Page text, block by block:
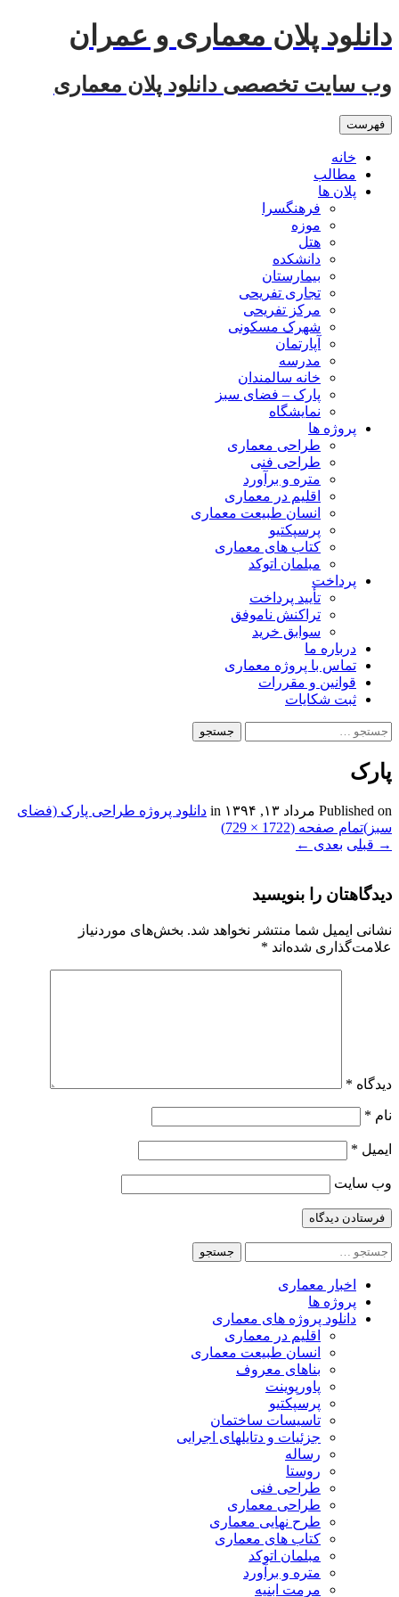
رفتن
به
دانلود پلان معماری و عمران
وب سایت تخصصی دانلود پلان معماری
فهرست
خانه
مطالب
پلان ها
فرهنگسرا
موزه
هتل
دانشکده
بیمارستان
تجاری تفریحی
مرکز تفریحی
شهرک مسکونی
آپارتمان
مدرسه
خانه سالمندان
پارک – فضای سبز
نمایشگاه
پروژه ها
طراحی معماری
طراحی فنی
متره و برآورد
اقلیم در معماری
انسان طبیعت معماری
پرسپکتیو
کتاب های معماری
مبلمان اتوکد
پرداخت
تأیید پرداخت
تراکنش ناموفق
سوابق خرید
درباره ما
تماس با پروژه معماری
قوانین و مقررات
ثبت شکایات
جستجو
برای:
پارک
Published on مرداد ۱۳, ۱۳۹۴
دانلود پروژه طراحی پارک (فضای
سبز)تمام صفحه (1722 × 729)
→ قبلی بعدی ←
دیدگاهتان را بنویسید
نشانی ایمیل شما منتشر نخواهد شد. بخش‌های موردنیاز
علامت‌گذاری شده‌اند *
دیدگاه *
نام *
ایمیل *
وب‌ سایت
جستجو
برای:
اخبار معماری
پروژه ها
دانلود پروژه های معماری
اقلیم در معماری
انسان طبیعت معماری
بناهای معروف
پاورپوینت
پرسپکتیو
تاسیسات ساختمان
جزئیات و دتایلهای اجرایی
رساله
روستا
طراحی فنی
طراحی معماری
طرح نهایی معماری
کتاب های معماری
مبلمان اتوکد
متره و برآورد
مرمت ابنیه